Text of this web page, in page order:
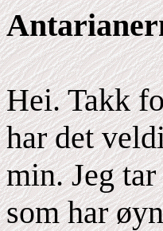
Hei. Takk
har det
min. Jeg
som har